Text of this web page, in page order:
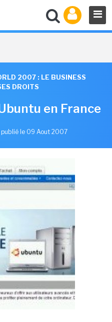
2007 : LE BUSINESS
DROITS
en France
publié le 09 Aout 2007